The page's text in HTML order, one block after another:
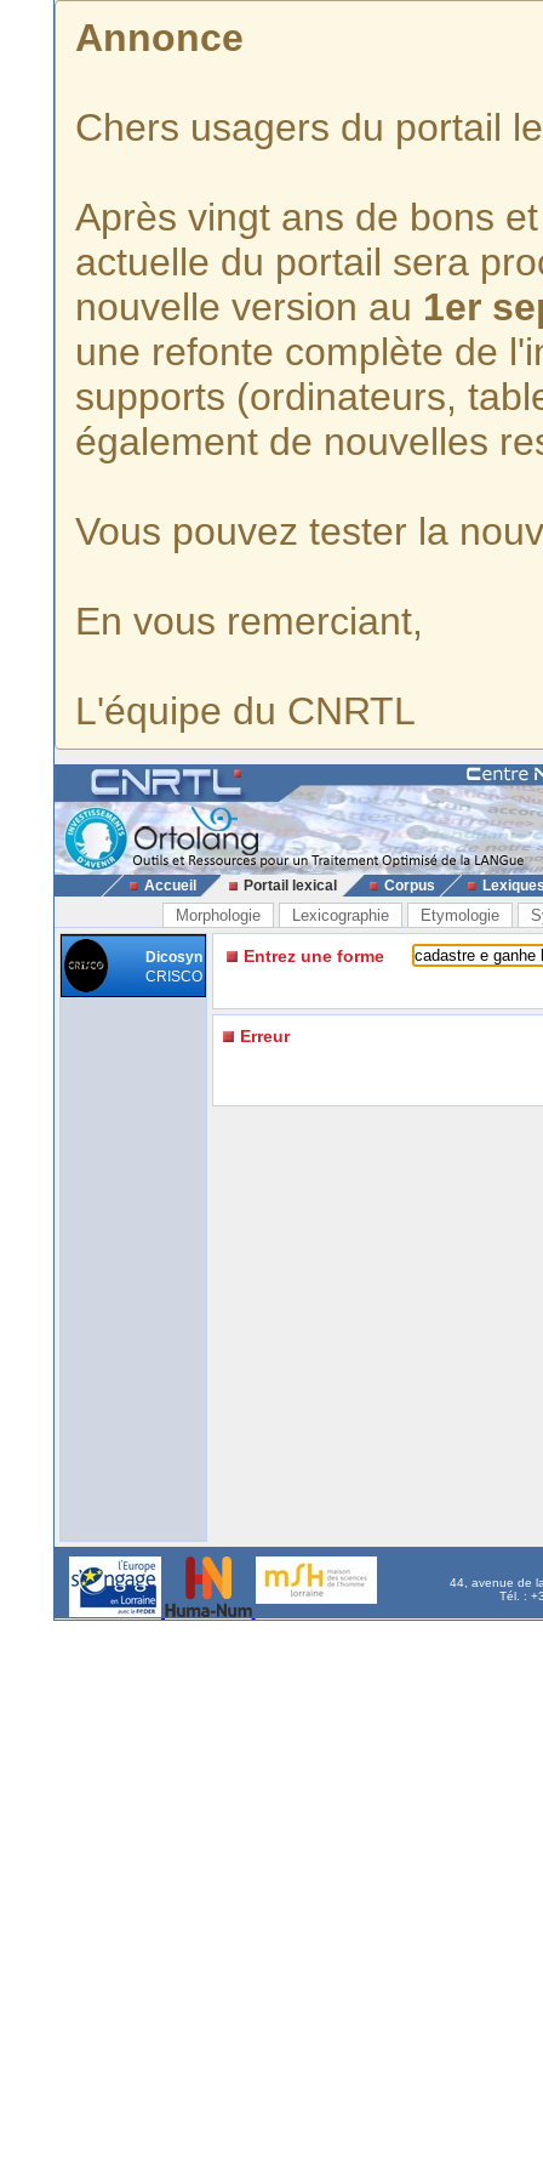
Annonce
Chers usagers du portail
Après vingt ans de bons
actuelle du portail sera
nouvelle version au 1er
une refonte complète de
supports (ordinateurs,
également de nouvelles
Vous pouvez tester la
En vous remerciant,
L'équipe du CNRTL
Accueil Portail lexical Corpus
Morphologie Lexicographie Etymologie
Dicosyn
CRISCO
Entrez une forme
Erreur
44, avenue de
Tél. :